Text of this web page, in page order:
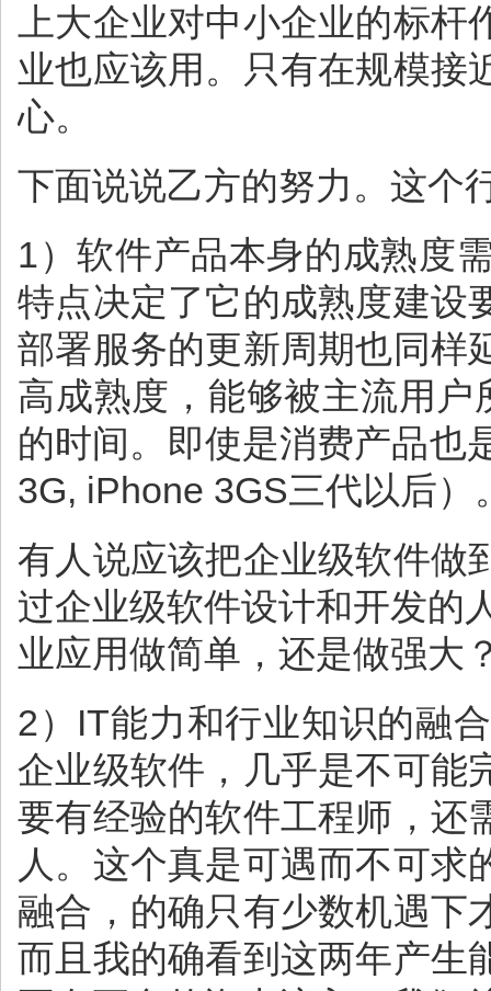
上大企业对中小企业的标
业也应该用。只有在规模接
心。
下面说说乙方的努力。这个
1）软件产品本身的成熟度
特点决定了它的成熟度建设
部署服务的更新周期也同样
高成熟度，能够被主流用
的时间。即使是消费产品也
3G, iPhone 3GS三代以后）
有人说应该把企业级软件做
过企业级软件设计和开发的
业应用做简单，还是做强大
2）IT能力和行业知识的融
企业级软件，几乎是不可能
要有经验的软件工程师，还
人。这个真是可遇而不可
融合，的确只有少数机遇下
而且我的确看到这两年产生